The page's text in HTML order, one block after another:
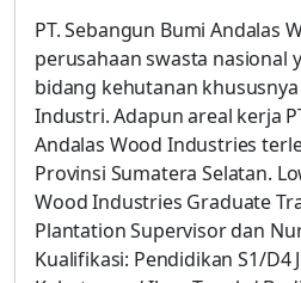
PT. Sebangun Bumi Andalas
perusahaan swasta nasional
bidang kehutanan
Industri. Adapun areal kerja
Andalas Wood Industries
Provinsi Sumatera Selatan.
Wood Industries Graduate
Plantation Supervisor dan
Kualifikasi: Pendidikan S1/D4